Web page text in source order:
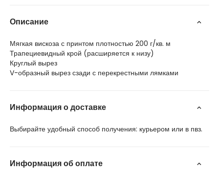
Описание
Мягкая вискоза с принтом плотностью 200 г/кв. м
Трапециевидный крой (расширяется к низу)
Круглый вырез
V-образный вырез сзади с перекрестными лямками
Информация о доставке
Выбирайте удобный способ получения: курьером или в пвз.
Информация об оплате